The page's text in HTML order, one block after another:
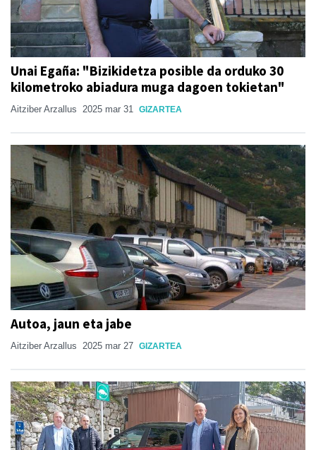
Unai Egaña: "Bizikidetza posible da orduko 30
kilometroko abiadura muga dagoen tokietan"
Aitziber Arzallus 2025 mar 31 GIZARTEA
Autoa, jaun eta jabe
Aitziber Arzallus 2025 mar 27 GIZARTEA